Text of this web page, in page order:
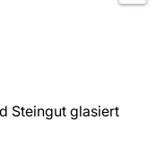
Steingut glasiert